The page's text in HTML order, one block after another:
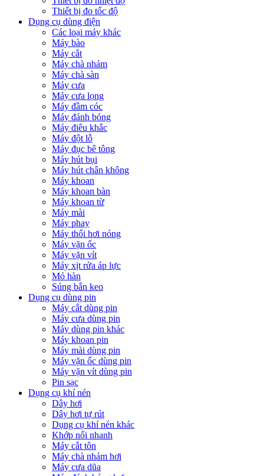
Thiết bị đo tốc độ
Dụng cụ dùng điện
Các loại máy khác
Máy bào
Máy cắt
Máy chà nhám
Máy chà sàn
Máy cưa
Máy cưa lọng
Máy đầm cóc
Máy đánh bóng
Máy điêu khắc
Máy đột lỗ
Máy đục bê tông
Máy hút bụi
Máy hút chân không
Máy khoan
Máy khoan bàn
Máy khoan từ
Máy mài
Máy phay
Máy thổi hơi nóng
Máy vặn ốc
Máy vặn vít
Máy xịt rửa áp lực
Mỏ hàn
Súng bắn keo
Dụng cụ dùng pin
Máy cắt dùng pin
Máy cưa dùng pin
Máy dùng pin khác
Máy khoan pin
Máy mài dùng pin
Máy vặn ốc dùng pin
Máy vặn vít dùng pin
Pin sạc
Dụng cụ khí nén
Dây hơi
Dây hơi tự rút
Dụng cụ khí nén khác
Khớp nối nhanh
Máy cắt tôn
Máy chà nhám hơi
Máy cưa dũa